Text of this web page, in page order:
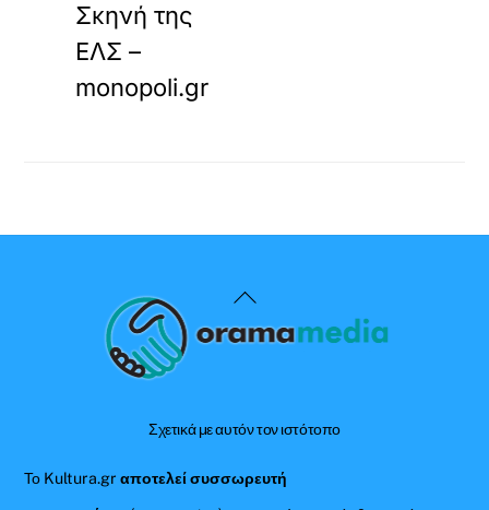
Σκηνή της
ΕΛΣ –
monopoli.gr
Back
To
Σχετικά με αυτόν τον ιστότοπο
Το Kultura.grαποτελεί συσσωρευτή